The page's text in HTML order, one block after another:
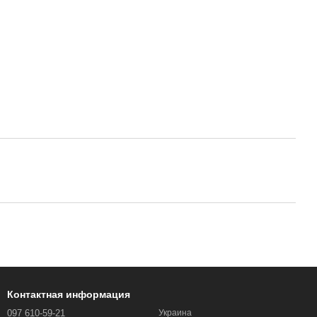
Контактная информация
097 610-59-21 Украина